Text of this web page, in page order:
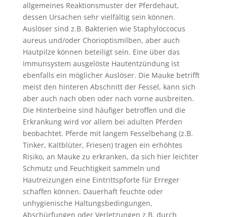
allgemeines Reaktionsmuster der Pferdehaut,
dessen Ursachen sehr vielfältig sein können.
Auslöser sind z.B. Bakterien wie Staphyloccocus
aureus und/oder Chorioptismilben, aber auch
Hautpilze können beteiligt sein. Eine über das
Immunsystem ausgelöste Hautentzündung ist
ebenfalls ein möglicher Auslöser. Die Mauke betrifft
meist den hinteren Abschnitt der Fessel, kann sich
aber auch nach oben oder nach vorne ausbreiten.
Die Hinterbeine sind häufiger betroffen und die
Erkrankung wird vor allem bei adulten Pferden
beobachtet. Pferde mit langem Fesselbehang (z.B.
Tinker, Kaltblüter, Friesen) tragen ein erhöhtes
Risiko, an Mauke zu erkranken, da sich hier leichter
Schmutz und Feuchtigkeit sammeln und
Hautreizungen eine Eintrittspforte für Erreger
schaffen können. Dauerhaft feuchte oder
unhygienische Haltungsbedingungen,
Abschürfungen oder Verletzungen z.B. durch